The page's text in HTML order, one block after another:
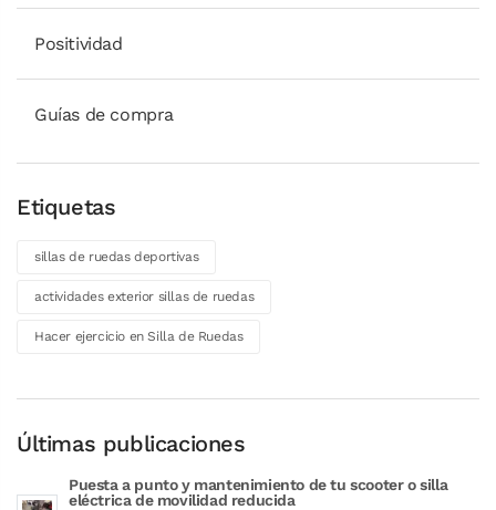
Positividad
Guías de compra
Etiquetas
sillas de ruedas deportivas
actividades exterior sillas de ruedas
Hacer ejercicio en Silla de Ruedas
Últimas publicaciones
Puesta a punto y mantenimiento de tu scooter o silla
eléctrica de movilidad reducida